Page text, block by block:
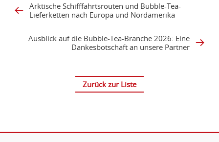
Arktische Schifffahrtsrouten und Bubble-Tea-
Lieferketten nach Europa und Nordamerika
Ausblick auf die Bubble-Tea-Branche 2026: Eine
Dankesbotschaft an unsere Partner
Zurück zur Liste